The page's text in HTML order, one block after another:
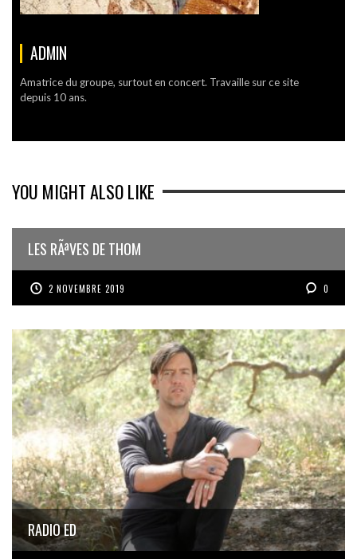
ADMIN
Amatrice du groupe, surtout en concert. Travaille sur ce site
depuis 10 ans.
YOU MIGHT ALSO LIKE
LES RÃªVES DE THOM
2 NOVEMBRE 2019 0
RADIO ED